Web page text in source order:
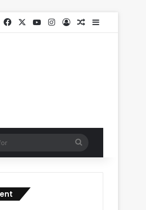
FacebookYouTubeInstagram
Log InRandom Article
Sidebar
for